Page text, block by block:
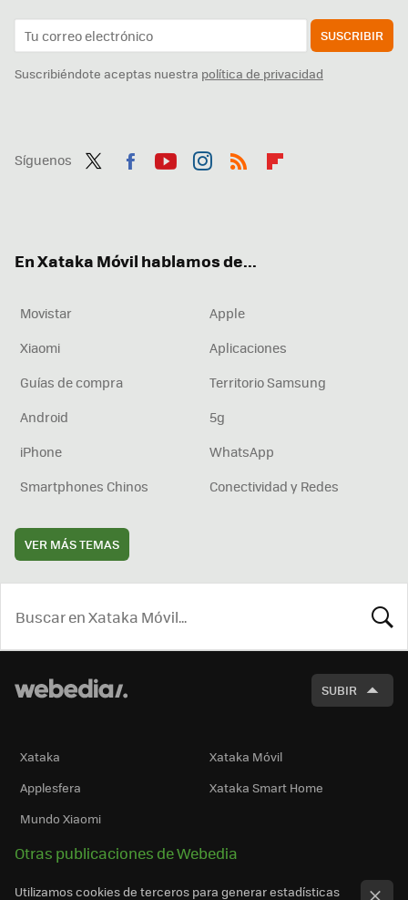
SUSCRIBIR
Suscribiéndote aceptas nuestra política de privacidad
Síguenos
En Xataka Móvil hablamos de...
Movistar
Apple
Xiaomi
Aplicaciones
Guías de compra
Territorio Samsung
Android
5g
iPhone
WhatsApp
Smartphones Chinos
Conectividad y Redes
VER MÁS TEMAS
SUBIR
Xataka
Xataka Móvil
Applesfera
Xataka Smart Home
Mundo Xiaomi
Otras publicaciones de Webedia
Utilizamos cookies de terceros para generar estadísticas